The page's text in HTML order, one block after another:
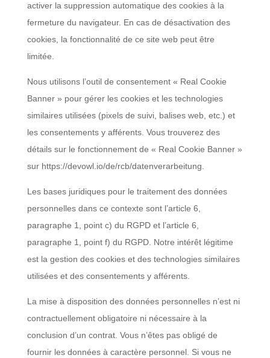
activer la suppression automatique des cookies à la
fermeture du navigateur. En cas de désactivation des
cookies, la fonctionnalité de ce site web peut être
limitée.
Nous utilisons l’outil de consentement « Real Cookie
Banner » pour gérer les cookies et les technologies
similaires utilisées (pixels de suivi, balises web, etc.) et
les consentements y afférents. Vous trouverez des
détails sur le fonctionnement de « Real Cookie Banner »
sur https://devowl.io/de/rcb/datenverarbeitung.
Les bases juridiques pour le traitement des données
personnelles dans ce contexte sont l’article 6,
paragraphe 1, point c) du RGPD et l’article 6,
paragraphe 1, point f) du RGPD. Notre intérêt légitime
est la gestion des cookies et des technologies similaires
utilisées et des consentements y afférents.
La mise à disposition des données personnelles n’est ni
contractuellement obligatoire ni nécessaire à la
conclusion d’un contrat. Vous n’êtes pas obligé de
fournir les données à caractère personnel. Si vous ne